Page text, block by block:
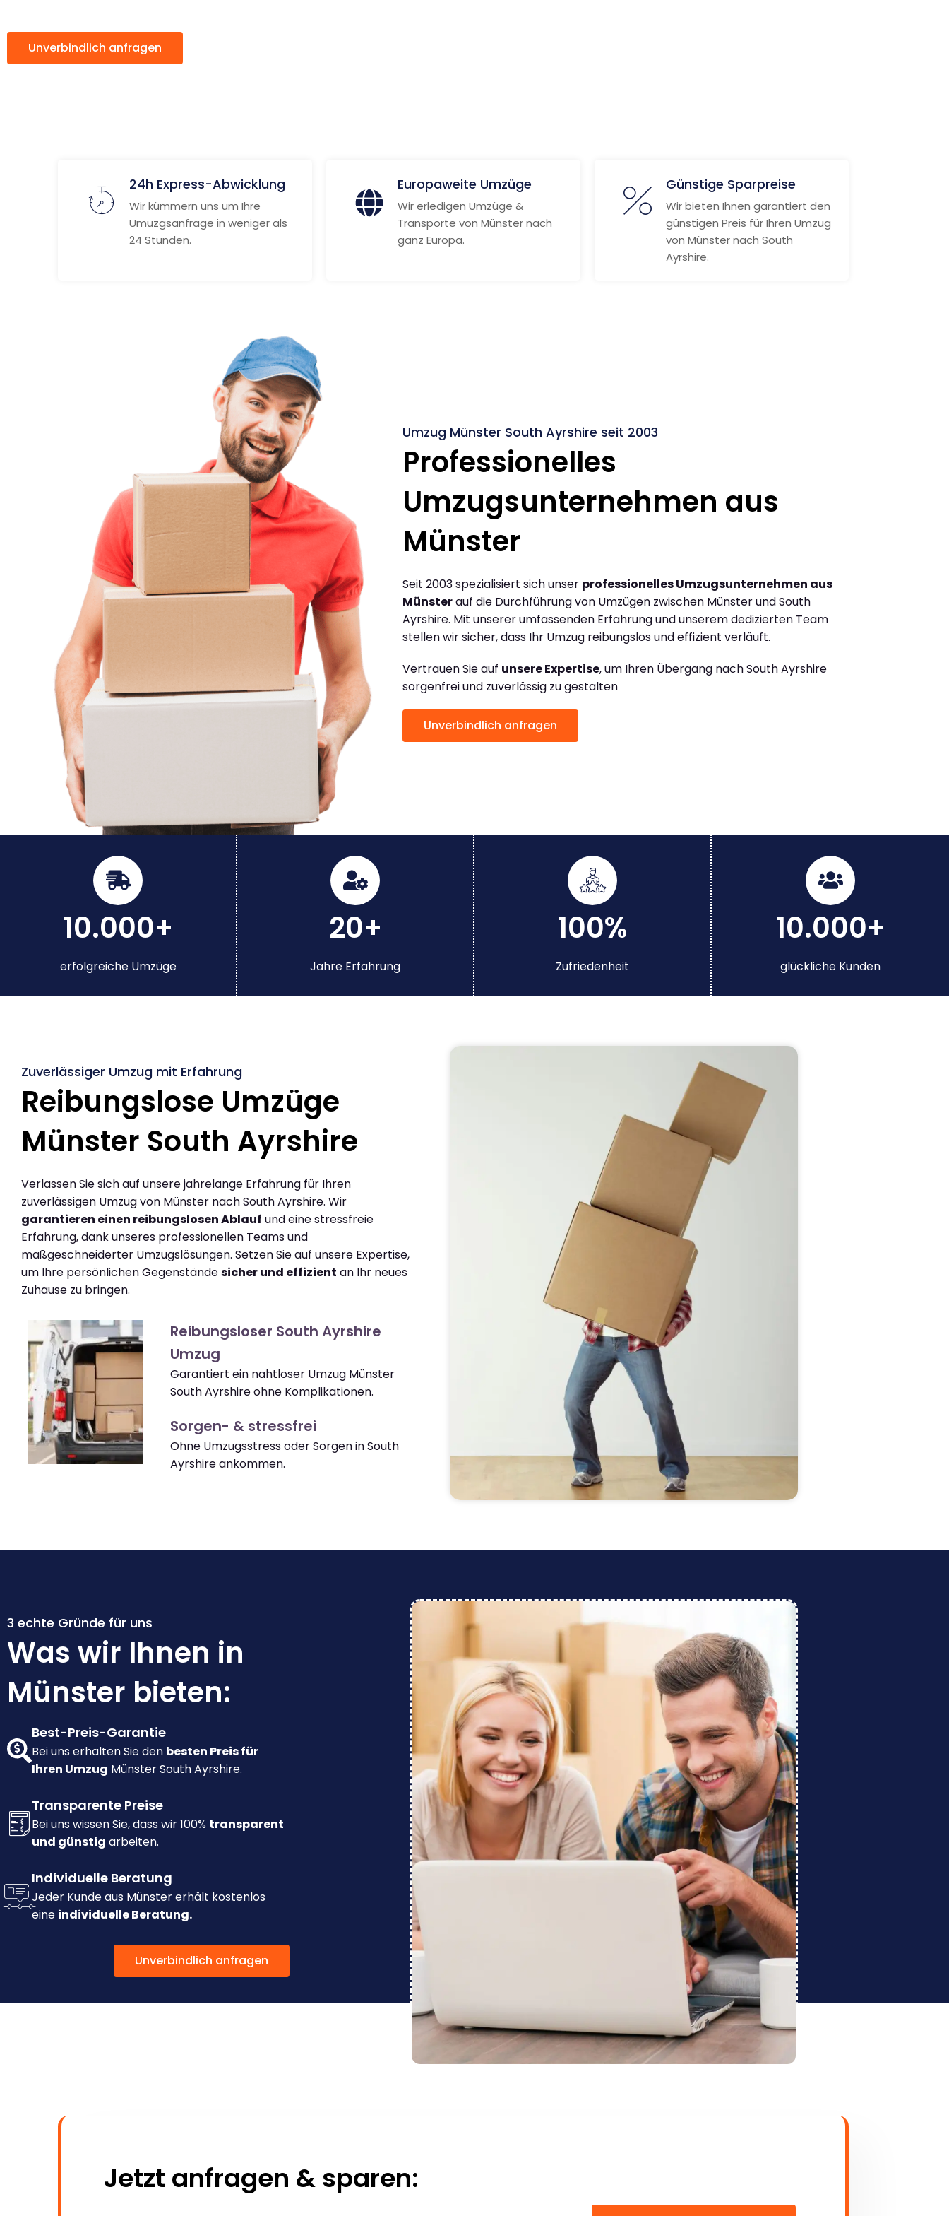
Unverbindlich anfragen
24h Express-Abwicklung
Wir kümmern uns um Ihre
Umuzgsanfrage in weniger als
24 Stunden.
Europaweite Umzüge
Wir erledigen Umzüge &
Transporte von Münster nach
ganz Europa.
Günstige Sparpreise
Wir bieten Ihnen garantiert den
günstigen Preis für Ihren Umzug
von Münster nach South
Ayrshire.
Umzug Münster South Ayrshire seit 2003
Professionelles
Umzugsunternehmen aus
Münster
Seit 2003 spezialisiert sich unser professionelles Umzugsunternehmen aus
Münsterauf die Durchführung von Umzügen zwischen Münster und South
Ayrshire. Mit unserer umfassenden Erfahrung und unserem dedizierten Team
stellen wir sicher, dass Ihr Umzug reibungslos und effizient verläuft.
Vertrauen Sie auf unsere Expertise, um Ihren Übergang nach South Ayrshire
sorgenfrei und zuverlässig zu gestalten
Unverbindlich anfragen
10.000+
erfolgreiche Umzüge
20+
Jahre Erfahrung
100%
Zufriedenheit
10.000+
glückliche Kunden
Zuverlässiger Umzug mit Erfahrung
Reibungslose Umzüge
Münster South Ayrshire
Verlassen Sie sich auf unsere jahrelange Erfahrung für Ihren
zuverlässigen Umzug von Münster nach South Ayrshire. Wir
garantieren einen reibungslosen Ablauf und eine stressfreie
Erfahrung, dank unseres professionellen Teams und
maßgeschneiderter Umzugslösungen. Setzen Sie auf unsere Expertise,
um Ihre persönlichen Gegenständesicher und effizient an Ihr neues
Zuhause zu bringen.
Reibungsloser South Ayrshire
Umzug
Garantiert ein nahtloser Umzug Münster
South Ayrshire ohne Komplikationen.
Sorgen- & stressfrei
Ohne Umzugsstress oder Sorgen in South
Ayrshire ankommen.
3 echte Gründe für uns
Was wir Ihnen in
Münster bieten:
Best-Preis-Garantie
Bei uns erhalten Sie den besten Preis für
Ihren Umzug Münster South Ayrshire.
Transparente Preise
Bei uns wissen Sie, dass wir 100% transparent
und günstig arbeiten.
Individuelle Beratung
Jeder Kunde aus Münster erhält kostenlos
eine individuelle Beratung.
Unverbindlich anfragen
Jetzt anfragen & sparen: